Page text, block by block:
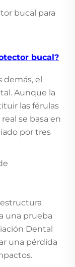
bucal para
bucal?
demás, el
Aunque la
las férulas
se basa en
por tres
una prueba
Dental
una pérdida